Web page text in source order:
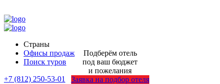
Страны
Офисы продаж
Поиск туров
+7 (812) 250-53-01
Подберём отель
под ваш бюджет
и пожелания
Заявка на подбор отеля